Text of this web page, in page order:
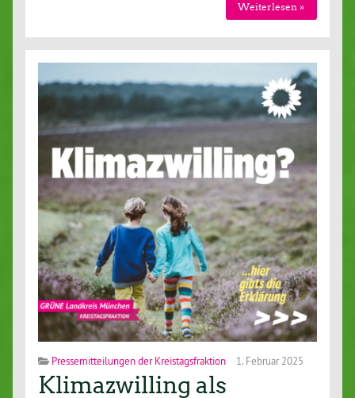
Wei­ter­le­sen »
Pressemitteilungen der Kreistagsfraktion 1. Februar 2025
Klimazwilling als